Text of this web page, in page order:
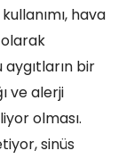
hava
olarak
bir
ve alerji
olması.
sinüs